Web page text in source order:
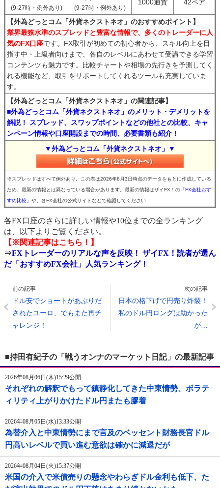
(9-27時・例外あり) (9-27時・例外あり)
1000通貨 42ペア
【外為どっとコム「外貨ネクストネオ」のおすすめポイント】
業界最狭水準のスプレッドと豊富な情報で、多くのトレーダーに人
気のFX口座です。FX取引が初めての初心者から、スキル向上を目
指す中・上級者向けまで、各自のレベルにあわせて受講できる学習
コンテンツも魅力です。比較チャートや相場の先行きを予測してく
れる機能など、取引をサポートしてくれるツールも充実していま
す。
【外為どっとコム「外貨ネクストネオ」の関連記事】
■外為どっとコム「外貨ネクストネオ」のメリット・デメリットを
解説！ スプレッド、スワップポイントなどの他社との比較、キャ
ンペーン情報や口座開設までの時間、必要書類も紹介！
▼外為どっとコム「外貨ネクストネオ」▼
※スプレッドはすべて例外あり。この表は2026年8月3日時点のデータをもとに作成している
ため、最新の情報とは異なっている場合があります。最新の情報はザイFX！の 「FX会社おす
すめ比較」 や、各FX会社の公式サイトなどで確認してください
各FX口座のさらに詳しい情報や10位までの全ランキング
は、以下よりご覧ください。
【※関連記事はこちら！】
⇒FXトレーダーのリアルな声を反映！ ザイFX！読者が選ん
だ「おすすめFX会社」人気ランキング！
前の記事
ドル安でショートがあぶりだ
されたユーロ、でもまた再チ
ャレンジ！
次の記事
日本の格下げで円売り炸裂！
私のドル円ロングは助かった
が…
■持田有紀子の「戦うオンナのマーケット日記」の最新記事
2026年08月06日(木)15:29公開
それぞれの解釈でもって鎮静化してきた中東情勢、ボラテ
ィリティ上がりかけたドル円またも膠着
2026年08月05日(水)13:33公開
為替介入と中東情勢にまで言及のベッセント財務長官ドル
円高いレベルで買い進む意欲は確かに減退だが
2026年08月04日(火)15:37公開
米国の介入で米債売りの懸念やわらぎドル金利も低下、た